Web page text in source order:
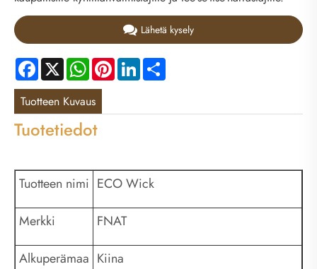
Lähetä kysely
Facebook
X WhatsApp
PinterestLinkedIn
Tuotteen Kuvaus
Tuotetiedot
Tuotteen nimi ECO Wick
Merkki FNAT
Alkuperämaa Kiina